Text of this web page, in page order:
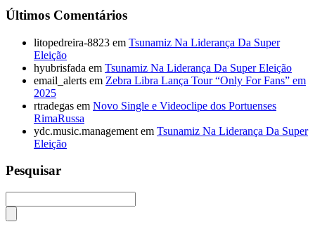
Últimos Comentários
litopedreira-8823 em Tsunamiz Na Liderança Da Super
Eleição
hyubrisfada em Tsunamiz Na Liderança Da Super Eleição
email_alerts em Zebra Libra Lança Tour “Only For Fans” em
2025
rtradegas em Novo Single e Videoclipe dos Portuenses
RimaRussa
ydc.music.management em Tsunamiz Na Liderança Da Super
Eleição
Pesquisar